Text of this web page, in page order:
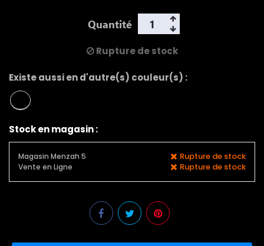
Quantité
Rupture de stock
Existe aussi en d'autre(s) couleur(s) :
Stock en magasin :
Magasin Menzah 5 Rupture de stock
Vente en Ligne Rupture de stock